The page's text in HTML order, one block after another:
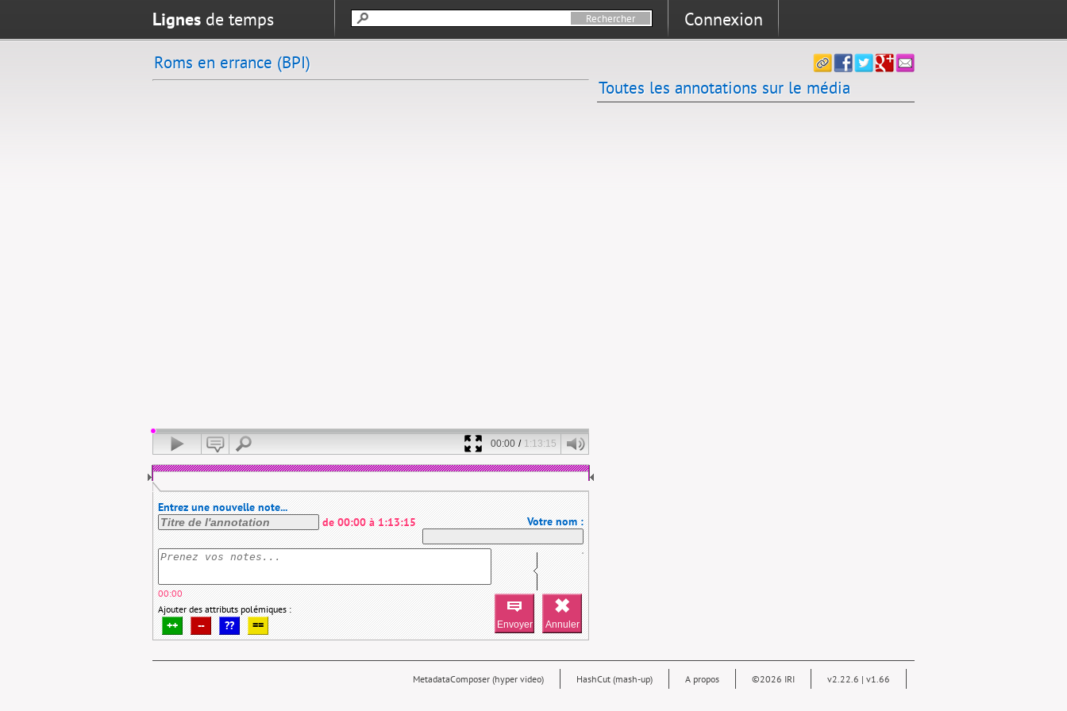
Lignes de temps Connexion
Roms en errance (BPI)
00:00 / 1:13:15
Entrez une nouvelle note...
de 00:00 à 1:13:15 Votre nom :
00:00
Ajouter des attributs polémiques :
++ -- ?? ==
Toutes les annotations sur le média
v2.22.6 | v1.66
©2026 IRI
A propos
HashCut (mash-up)
MetadataComposer (hyper video)